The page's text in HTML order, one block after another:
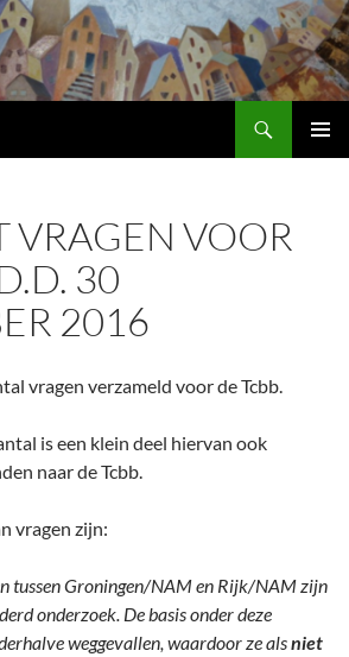
VRAGEN VOOR
30
2016
vragen verzameld voor de Tcbb.
is een klein deel hiervan ook
naar de Tcbb.
vragen zijn:
tussen Groningen/NAM en Rijk/NAM zijn
onderzoek. De basis onder deze
weggevallen, waardoor ze alsniet